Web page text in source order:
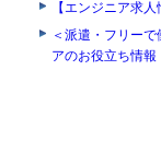
【エンジニア求
＜派遣・フリー
アのお役立ち情報